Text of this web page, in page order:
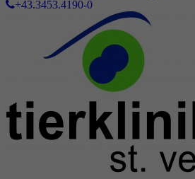
+43.3453.4190-0